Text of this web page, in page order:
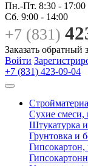
Пн.-Пт. 8:30 - 17:00
Сб. 9:00 - 14:00
+7 (831)
Заказать обратный
Войти
+7 (831) 423-09-04
Сухие смеси,
Штукатурка
Грунтовка и